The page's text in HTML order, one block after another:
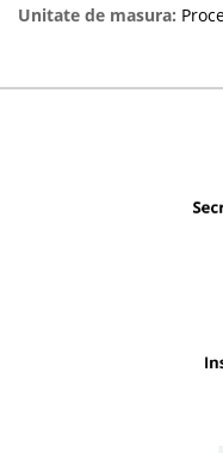
Unitate de masura: